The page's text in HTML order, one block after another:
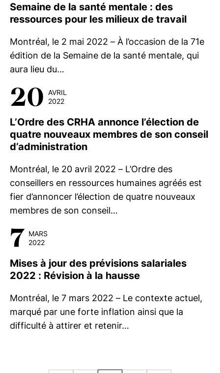
Semaine de la santé mentale : des
ressources pour les milieux de travail
Montréal, le 2 mai 2022 – À l’occasion de la 71e
édition de la Semaine de la santé mentale, qui
aura lieu du…
20 AVRIL
2022
L’Ordre des CRHA annonce l’élection de
quatre nouveaux membres de son conseil
d’administration
Montréal, le 20 avril 2022 – L’Ordre des
conseillers en ressources humaines agréés est
fier d’annoncer l’élection de quatre nouveaux
membres de son conseil…
7 MARS
2022
Mises à jour des prévisions salariales
2022 : Révision à la hausse
Montréal, le 7 mars 2022 – Le contexte actuel,
marqué par une forte inflation ainsi que la
difficulté à attirer et retenir…